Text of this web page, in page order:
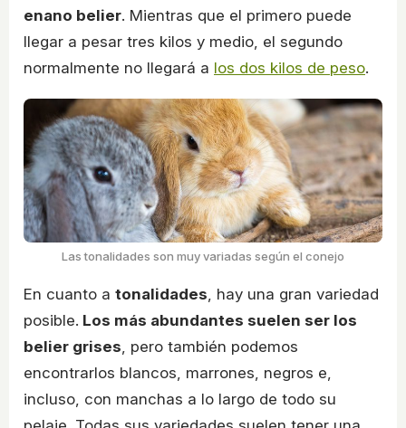
enano belier. Mientras que el primero puede
llegar a pesar tres kilos y medio, el segundo
normalmente no llegará a los dos kilos de peso.
Las tonalidades son muy variadas según el conejo
En cuanto a tonalidades , hay una gran variedad
posible. Los más abundantes suelen ser los
belier grises , pero también podemos
encontrarlos blancos, marrones, negros e,
incluso, con manchas a lo largo de todo su